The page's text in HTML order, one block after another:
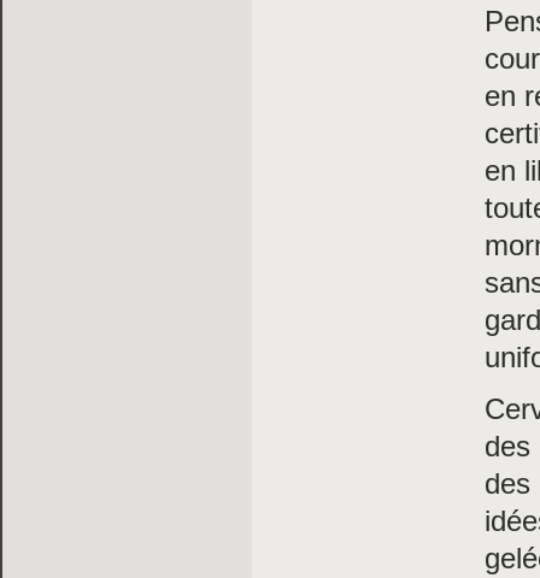
en
en
des
des